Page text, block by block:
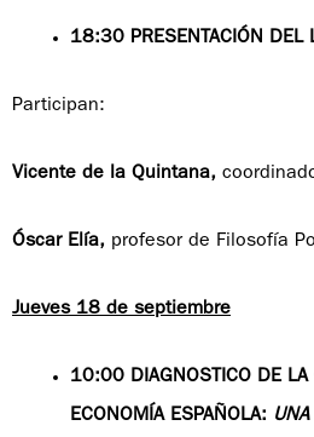
18:30 PRESENTACIÓN DEL
Participan:
Vicente de la Quintana,
Óscar Elía, profesor de Filosofía
Jueves 18 de septiembre
10:00 DIAGNOSTICO DE LA
ECONOMÍA ESPAÑOLA: